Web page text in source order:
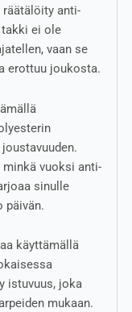
anti-
ei ole
vaan se
erottuu joukosta.
minkä vuoksi anti-
sinulle
päivän.
käyttämällä
istuvuus, joka
mukaan.